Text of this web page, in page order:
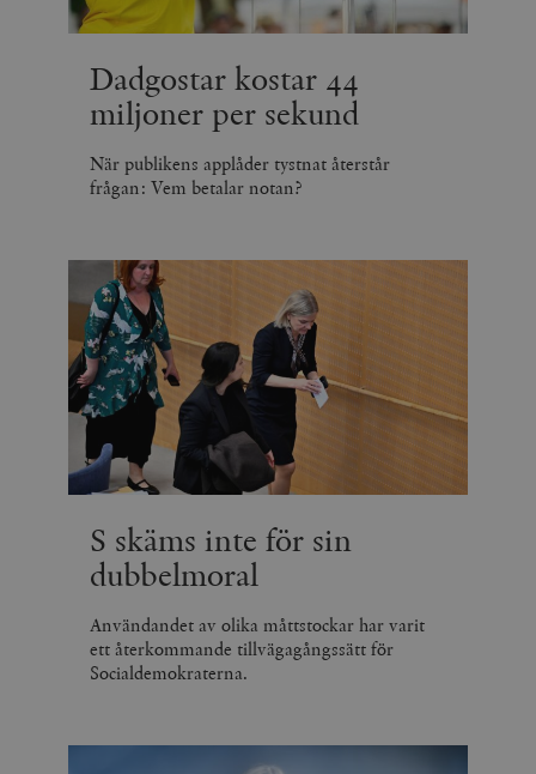
Dadgostar kostar 44
miljoner per sekund
När publikens applåder tystnat återstår
frågan: Vem betalar notan?
S skäms inte för sin
dubbelmoral
Användandet av olika måttstockar har varit
ett återkommande tillvägagångssätt för
Socialdemokraterna.